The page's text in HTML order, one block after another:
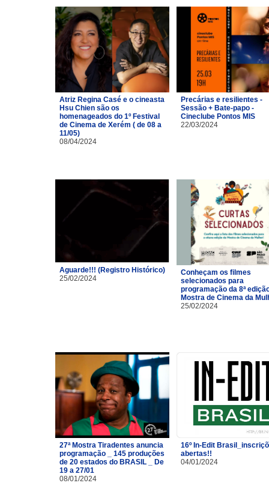
Atriz Regina Casé e o cineasta
Hsu Chien são os
homenageados do 1º Festival
de Cinema de Xerém ( de 08 a
11/05)
08/04/2024
Precárias e resilientes -
Sessão + Bate-papo -
Cineclube Pontos MIS
22/03/2024
Aguarde!!! (Registro Histórico)
25/02/2024
Conheçam os filmes
selecionados para
programação da 8ª
Mostra de Cinema da
25/02/2024
27ª Mostra Tiradentes anuncia
programação _ 145 produções
de 20 estados do BRASIL _ De
19 a 27/01
08/01/2024
16º In-Edit
abertas!!
04/01/2024